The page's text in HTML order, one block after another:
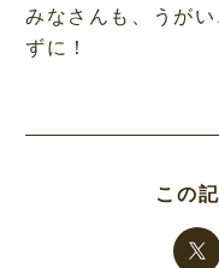
みなさんも、うが
ずに！
この